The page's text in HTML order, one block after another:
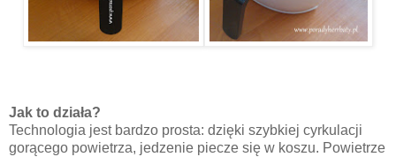
Jak to działa?
Technologia jest bardzo prosta: dzięki szybkiej cyrkulacji
gorącego powietrza, jedzenie piecze się w koszu. Powietrze